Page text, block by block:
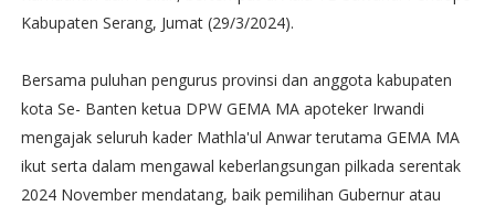
Kabupaten Serang, Jumat (29/3/2024).
Bersama puluhan pengurus provinsi dan anggota kabupaten
kota Se- Banten ketua DPW GEMA MA apoteker Irwandi
mengajak seluruh kader Mathla'ul Anwar terutama GEMA MA
ikut serta dalam mengawal keberlangsungan pilkada serentak
2024 November mendatang, baik pemilihan Gubernur atau